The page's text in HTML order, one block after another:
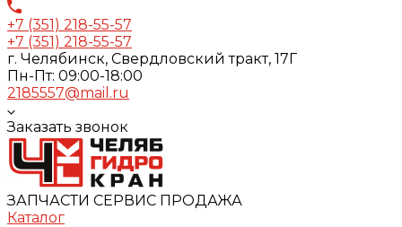
+7 (351) 218-55-57
+7 (351) 218-55-57
г. Челябинск, Свердловский тракт, 17Г
Пн-Пт: 09:00-18:00
2185557@mail.ru
Заказать звонок
ЗАПЧАСТИ СЕРВИС ПРОДАЖА
Каталог